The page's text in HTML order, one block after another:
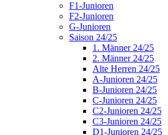
F1-Junioren
F2-Junioren
G-Junioren
Saison 24/25
1. Männer 24/25
2. Männer 24/25
Alte Herren 24/25
A-Junioren 24/25
B-Junioren 24/25
C-Junioren 24/25
C2-Junioren 24/25
C3-Junioren 24/25
D1-Junioren 24/25